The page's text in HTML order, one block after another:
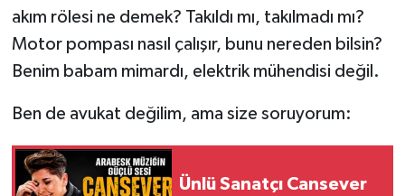
akım rölesi ne demek? Takıldı mı, takılmadı mı?
Motor pompası nasıl çalışır, bunu nereden bilsin?
Benim babam mimardı, elektrik mühendisi değil.
Ben de avukat değilim, ama size soruyorum:
Ünlü Sanatçı Cansever